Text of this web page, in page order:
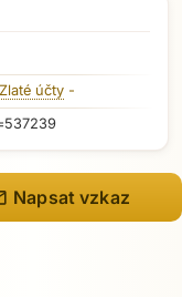
obsah
Zlaté účty -
Napsat vzkaz